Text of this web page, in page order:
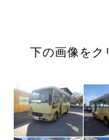
下の画像をク